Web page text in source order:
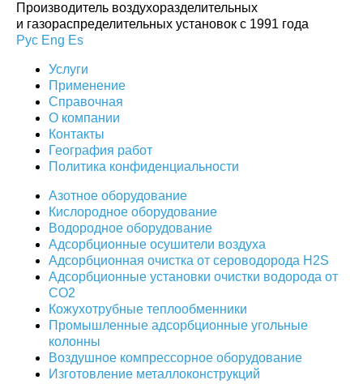
Производитель воздухоразделительных
и газораспределительных установок с 1991 года
Рус Eng Es
Услуги
Применение
Справочная
О компании
Контакты
География работ
Политика конфиденциальности
Азотное оборудование
Кислородное оборудование
Водородное оборудование
Адсорбционные осушители воздуха
Адсорбционная очистка от сероводорода H2S
Адсорбционные установки очистки водорода от
CO2
Кожухотрубные теплообменники
Промышленные адсорбционные угольные
колонны
Воздушное компрессорное оборудование
Изготовление металлоконструкций